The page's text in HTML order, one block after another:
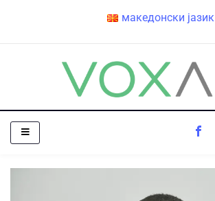
македонски јазик